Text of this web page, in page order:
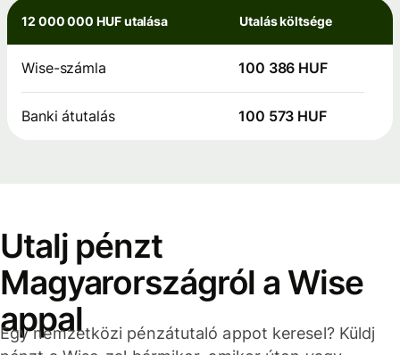
12 000 000 HUF utalása Utalás költsége
Wise-számla 100 386 HUF
Banki átutalás 100 573 HUF
Utalj pénzt
Magyarországról a Wise
appal
Egy nemzetközi pénzátutaló appot keresel? Küldj